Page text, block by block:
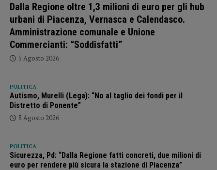
Dalla Regione oltre 1,3 milioni di euro per gli hub
urbani di Piacenza, Vernasca e Calendasco.
Amministrazione comunale e Unione
Commercianti: “Soddisfatti”
5 Agosto 2026
POLITICA
Autismo, Murelli (Lega): “No al taglio dei fondi per il
Distretto di Ponente”
5 Agosto 2026
POLITICA
Sicurezza, Pd: “Dalla Regione fatti concreti, due milioni di
euro per rendere più sicura la stazione di Piacenza”